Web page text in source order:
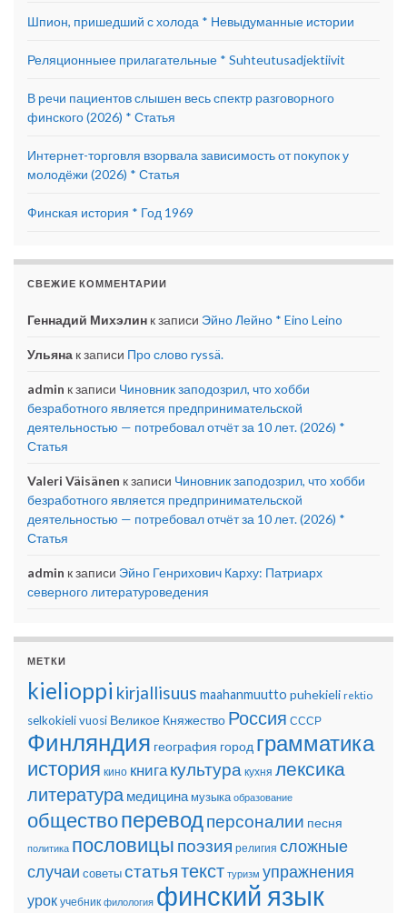
Шпион, пришедший с холода * Невыдуманные истории
Реляционныее прилагательные * Suhteutusadjektiivit
В речи пациентов слышен весь спектр разговорного
финского (2026) * Статья
Интернет-торговля взорвала зависимость от покупок у
молодёжи (2026) * Статья
Финская история * Год 1969
СВЕЖИЕ КОММЕНТАРИИ
Геннадий Михэлин к записи Эйно Лейно * Eino Leino
Ульяна к записи Про слово ryssä.
admin к записи Чиновник заподозрил, что хобби
безработного является предпринимательской
деятельностью — потребовал отчёт за 10 лет. (2026) *
Статья
Valeri Väisänen к записи Чиновник заподозрил, что хобби
безработного является предпринимательской
деятельностью — потребовал отчёт за 10 лет. (2026) *
Статья
admin к записи Эйно Генрихович Карху: Патриарх
северного литературоведения
МЕТКИ
kielioppi kirjallisuus maahanmuutto puhekieli rektio
selkokielivuosi Великое Княжество Россия СССР
Финляндия география город грамматика
история кино книгакультура кухня лексика
литература медицина музыка образование
обществопереводперсоналии песня
политика пословицы поэзия религия сложные
случаи советыстатьятекст туризм упражнения
урок учебник филология финский язык